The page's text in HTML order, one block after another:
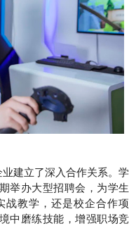
建立了深入合作关系。学
举办大型招聘会，为学生
战教学，还是校企合作项
中磨练技能，增强职场竞